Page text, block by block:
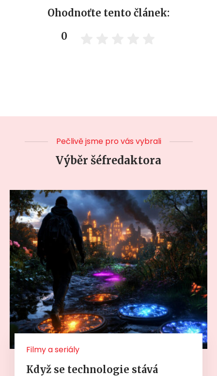
Ohodnoťte tento článek:
0
Pečlivě jsme pro vás vybrali
Výběr šéfredaktora
Filmy a seriály
Když se technologie stává